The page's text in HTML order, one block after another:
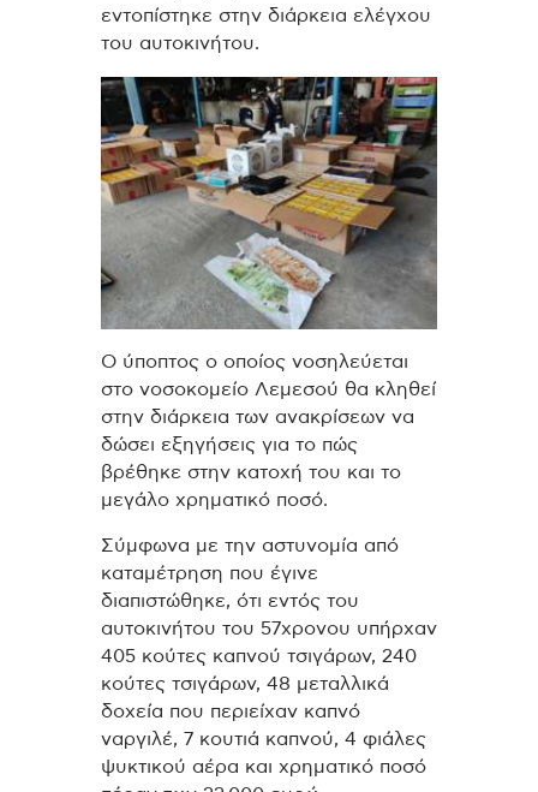
εντοπίστηκε στην διάρκεια ελέγχου
του αυτοκινήτου.
Ο ύποπτος ο οποίος νοσηλεύεται
στο νοσοκομείο Λεμεσού θα κληθεί
στην διάρκεια των ανακρίσεων να
δώσει εξηγήσεις για το πώς
βρέθηκε στην κατοχή του και το
μεγάλο χρηματικό ποσό.
Σύμφωνα με την αστυνομία από
καταμέτρηση που έγινε
διαπιστώθηκε, ότι εντός του
αυτοκινήτου του 57χρονου υπήρχαν
405 κούτες καπνού τσιγάρων, 240
κούτες τσιγάρων, 48 μεταλλικά
δοχεία που περιείχαν καπνό
ναργιλέ, 7 κουτιά καπνού, 4 φιάλες
ψυκτικού αέρα και χρηματικό ποσό